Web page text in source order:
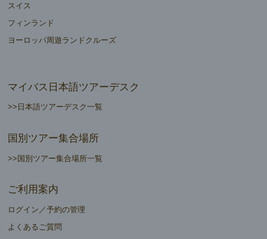
スイス
フィンランド
ヨーロッパ周遊ランドクルーズ
マイバス日本語ツアーデスク
>>日本語ツアーデスク一覧
国別ツアー集合場所
>>国別ツアー集合場所一覧
ご利用案内
ログイン／予約の管理
よくあるご質問